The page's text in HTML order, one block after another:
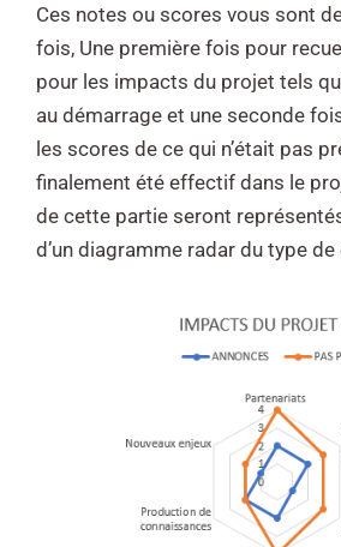
Ces notes ou scores vous sont
fois, Une première fois pour
pour les impacts du projet tels
au démarrage et une seconde
les scores de ce qui n’était pas
finalement été effectif dans le
de cette partie seront
d’un diagramme radar du type de